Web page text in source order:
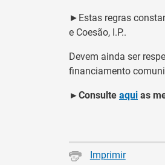
►Estas regras
e Coesão, I.P..
Devem ainda ser
financiamento
►Consulte aqui as
Imprimir